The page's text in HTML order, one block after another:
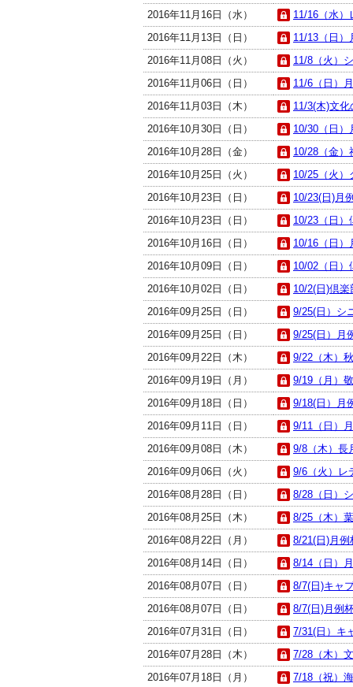
2016年11月16日（水）
11/16（水）
2016年11月13日（日）
11/13（日）
2016年11月08日（火）
11/8（火）
2016年11月06日（日）
11/6（日）
2016年11月03日（木）
11/3(木)文
2016年10月30日（日）
10/30（日）
2016年10月28日（金）
10/28（金）
2016年10月25日（火）
10/25（火）
2016年10月23日（日）
10/23(日)月
2016年10月23日（日）
10/23（日）
2016年10月16日（日）
10/16（日）
2016年10月09日（日）
10/02（日）
2016年10月02日（日）
10/2(日)倶
2016年09月25日（日）
9/25(日）シ
2016年09月25日（日）
9/25(日）月
2016年09月22日（木）
9/22（木）
2016年09月19日（月）
9/19（月）
2016年09月18日（日）
9/18(日）月
2016年09月11日（日）
9/11（日）
2016年09月08日（木）
9/8（木）長
2016年09月06日（火）
9/6（火）レ
2016年08月28日（日）
8/28（日）
2016年08月25日（木）
8/25（木）
2016年08月22日（月）
8/21(日)月例
2016年08月14日（日）
8/14（日）
2016年08月07日（日）
8/7(日)キャ
2016年08月07日（日）
8/7(日)月例
2016年07月31日（日）
7/31(日）キ
2016年07月28日（木）
7/28（木）
2016年07月18日（月）
7/18（祝）